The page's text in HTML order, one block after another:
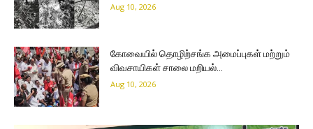
Aug 10, 2026
கோவையில் தொழிற்சங்க அமைப்புகள் மற்றும்
விவசாயிகள் சாலை மறியல்…
Aug 10, 2026